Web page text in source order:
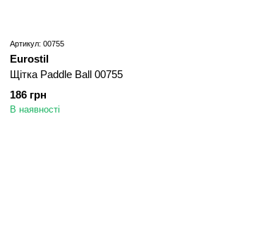
Артикул: 00755
Eurostil
Щітка Paddle Ball 00755
186 грн
В наявності